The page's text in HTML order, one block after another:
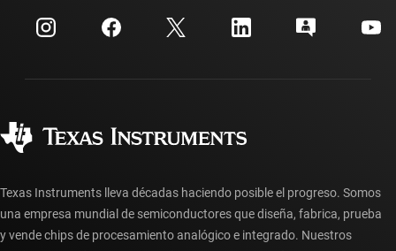
Relaciones con los inversionistas
Fabricación
Centro de atención al cliente
Preguntas frecuentes sobre la cuenta myTI
Preguntas frecuentes sobre pedidos
Texas Instruments lleva décadas haciendo posible el progreso. Somos
una empresa mundial de semiconductores que diseña, fabrica, prueba
y vende chips de procesamiento analógico e integrado. Nuestros